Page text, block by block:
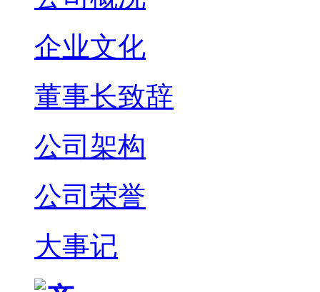
企业文化
董事长致辞
公司架构
公司荣誉
大事记